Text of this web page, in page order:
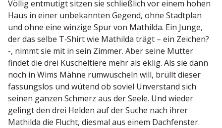
Völlig entmutigt sitzen sie schließlich vor einem hohen
Haus in einer unbekannten Gegend, ohne Stadtplan
und ohne eine winzige Spur von Mathilda. Ein Junge,
der das selbe T‑Shirt wie Mathilda trägt – ein Zeichen?
-, nimmt sie mit in sein Zimmer. Aber seine Mutter
findet die drei Kuschel­tiere mehr als eklig. Als sie dann
noch in Wims Mähne rumwu­scheln will, brüllt dieser
fassungslos und wütend ob soviel Unver­stand sich
seinen ganzen Schmerz aus der Seele. Und wieder
gelingt den drei Helden auf der Suche nach ihrer
Mathilda die Flucht, diesmal aus einem Dachfenster.